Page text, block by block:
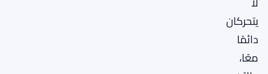
يتحركان
دائمًا
معًا،